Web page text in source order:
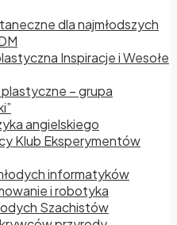
dla najmłodszych
Inspiracje i Wesołe
– grupa
angielskiego
Klub Eksperymentów
informatyków
i robotyka
Szachistów